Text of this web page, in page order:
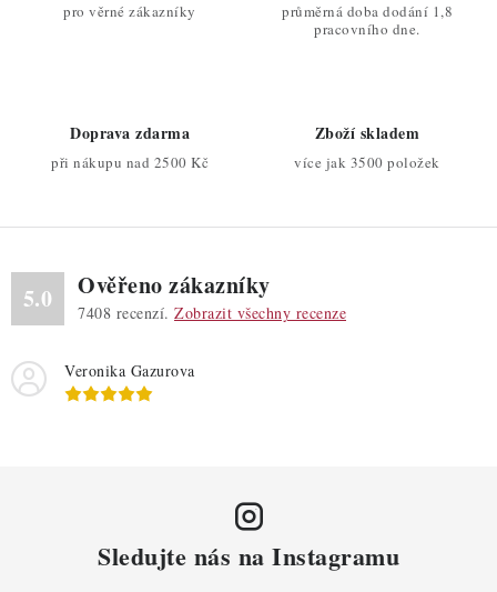
u
pro věrné zákazníky
průměrná doba dodání 1,8
pracovního dne.
Doprava zdarma
při nákupu nad 2500 Kč
Zboží skladem
více jak 3500 položek
5.0 Ověřeno zákazníky
7408 recenzí. Zobrazit všechny recenze
Veronika Gazurova
Sledujte nás na Instagramu